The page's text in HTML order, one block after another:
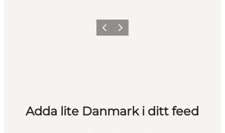
Föregående
Nästa
Adda lite Danmark i ditt feed